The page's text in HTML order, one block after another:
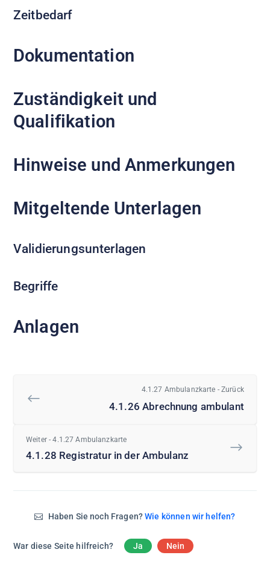
Zeitbedarf
Dokumentation
Zuständigkeit und
Qualifikation
Hinweise und Anmerkungen
Mitgeltende Unterlagen
Validierungsunterlagen
Begriffe
Anlagen
4.1.27 Ambulanzkarte - Zurück
4.1.26 Abrechnung ambulant
Weiter - 4.1.27 Ambulanzkarte
4.1.28 Registratur in der Ambulanz
Haben Sie noch Fragen?Wie können wir helfen?
War diese Seite hilfreich? Ja Nein